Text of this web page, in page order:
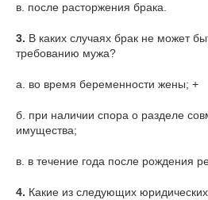
в. после расторжения брака.
3. В каких случаях брак не может
требованию мужа?
а. во время беременности жены; +
б. при наличии спора о разделе
имущества;
в. в течение года после рождения
4. Какие из следующих